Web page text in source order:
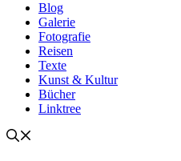
Blog
Galerie
Fotografie
Reisen
Texte
Kunst & Kultur
Bücher
Linktree